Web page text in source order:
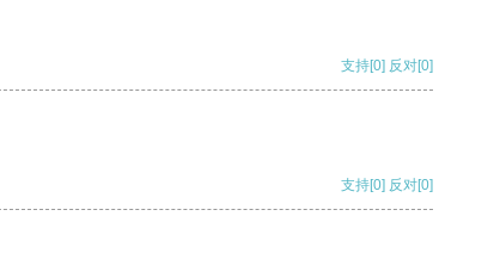
支持[0] 反对[0]
支持[0] 反对[0]